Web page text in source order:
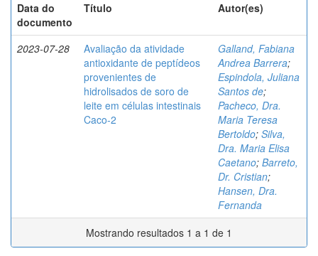
Data do
documento
Título Autor(es)
2023-07-28
Avaliação da atividade
antioxidante de peptídeos
provenientes de
hidrolisados de soro de
leite em células intestinais
Caco-2
Galland, Fabiana
Andrea Barrera;
Espindola, Juliana
Santos de;
Pacheco, Dra.
Maria Teresa
Bertoldo; Silva,
Dra. Maria Elisa
Caetano; Barreto,
Dr. Cristian;
Hansen, Dra.
Fernanda
Mostrando resultados 1 a 1 de 1